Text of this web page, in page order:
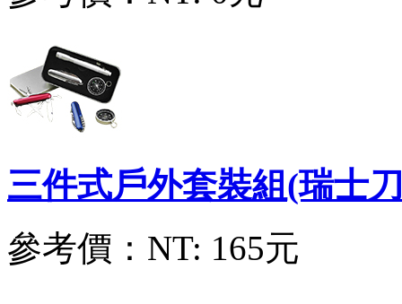
三件式戶外套裝組(瑞士
參考價： NT: 165元